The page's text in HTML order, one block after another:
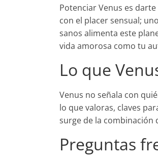
Potenciar Venus es
con el placer sensual;
sanos alimenta este
vida amorosa como tu
Lo que
Venus no señala con
lo que valoras, claves
surge de la combinación
Preguntas